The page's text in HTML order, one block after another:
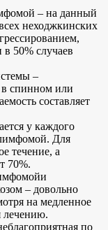
– на данный
неходжкинских
50% случаев
–
в спинном или
составляет
у каждого
Для
течение, а
70%.
– довольно
на медленное
лечению.
по